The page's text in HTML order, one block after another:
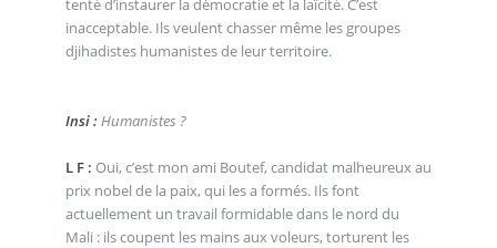
tenté d’instaurer la démocratie et la laïcité. C’est
inacceptable. Ils veulent chasser même les groupes
djihadistes humanistes de leur territoire.
Insi : Humanistes ?
L F : Oui, c’est mon ami Boutef, candidat malheureux au
prix nobel de la paix, qui les a formés. Ils font
actuellement un travail formidable dans le nord du
Mali : ils coupent les mains aux voleurs, torturent les